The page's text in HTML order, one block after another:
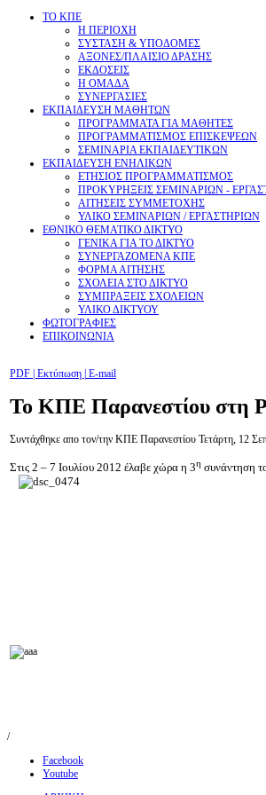
ΤΟ ΚΠΕ
Η ΠΕΡΙΟΧΗ
ΣΥΣΤΑΣΗ & ΥΠΟΔΟΜΕΣ
ΑΞΟΝΕΣ/ΠΛΑΙΣΙΟ ΔΡΑΣΗΣ
ΕΚΔΟΣΕΙΣ
Η ΟΜΑΔΑ
ΣΥΝΕΡΓΑΣΙΕΣ
ΕΚΠΑΙΔΕΥΣΗ ΜΑΘΗΤΩΝ
ΠΡΟΓΡΑΜΜΑΤΑ ΓΙΑ ΜΑΘΗΤΕΣ
ΠΡΟΓΡΑΜΜΑΤΙΣΜΟΣ ΕΠΙΣΚΕΨΕΩΝ
ΣΕΜΙΝΑΡΙΑ ΕΚΠΑΙΔΕΥΤΙΚΩΝ
ΕΚΠΑΙΔΕΥΣΗ ΕΝΗΛΙΚΩΝ
ΕΤΗΣΙΟΣ ΠΡΟΓΡΑΜΜΑΤΙΣΜΟΣ
ΠΡΟΚΥΡΗΞΕΙΣ ΣΕΜΙΝΑΡΙΩΝ -
ΑΙΤΗΣΕΙΣ ΣΥΜΜΕΤΟΧΗΣ
ΥΛΙΚΟ ΣΕΜΙΝΑΡΙΩΝ / ΕΡΓΑΣΤΗΡΙΩΝ
ΕΘΝΙΚΟ ΘΕΜΑΤΙΚΟ ΔΙΚΤΥΟ
ΓΕΝΙΚΑ ΓΙΑ ΤΟ ΔΙΚΤΥΟ
ΣΥΝΕΡΓΑΖΟΜΕΝΑ ΚΠΕ
ΦΟΡΜΑ ΑΙΤΗΣΗΣ
ΣΧΟΛΕΙΑ ΣΤΟ ΔΙΚΤΥΟ
ΣΥΜΠΡΑΞΕΙΣ ΣΧΟΛΕΙΩΝ
ΥΛΙΚΟ ΔΙΚΤΥΟΥ
ΦΩΤΟΓΡΑΦΙΕΣ
ΕΠΙΚΟΙΝΩΝΙΑ
PDF | Εκτύπωση | E-mail
Το ΚΠΕ Παρανεστίου στη
Συντάχθηκε απο τον/την ΚΠΕ Παρανεστίου Τετάρτη, 12
Στις 2 – 7 Ιουλίου 2012 έλαβε χώρα η 3η συνάντηση
/
Facebook
Youtube